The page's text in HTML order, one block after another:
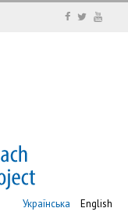
Українська English